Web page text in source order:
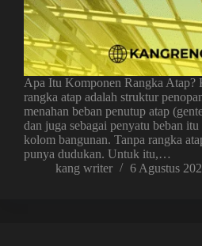
Apa Itu Komponen Rangka Atap?
rangka atap adalah struktur
menahan beban penutup atap
dan juga sebagai penyatu beban
kolom bangunan. Tanpa rangka
punya dudukan. Untuk itu,…
kang writer
6 Agustus